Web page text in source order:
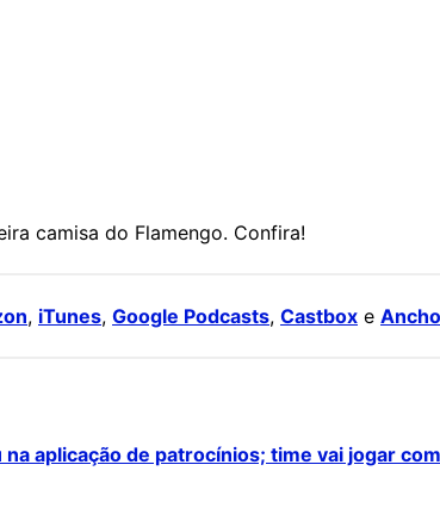
camisa do Flamengo. Confira!
, iTunes, Google Podcasts, Castbox e
aplicação de patrocínios; time vai jogar